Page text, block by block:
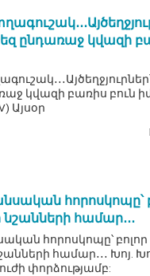
ընդառաջ կվազի
կվազի բառիս բուն
Այսօր
հորոսկոպը՝
համար․․․
հորոսկոպը՝ բոլոր
համար․․․ Խոյ.
փորձությամբ: